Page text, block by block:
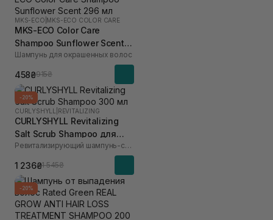
MKS-ECO MKS-ECO COLOR CARE
MKS-ECO Color Care
Shampoo Sunflower Scent
296 мл
Шампунь для окрашенных волос
458₴915₴
-20%
CURLYSHYLL REVITALIZING
CURLYSHYLL Revitalizing
Salt Scrub Shampoo для
ослабленной кожи головыРевитализирующий шампунь-скраб
1 236₴1 545₴
-20%